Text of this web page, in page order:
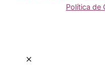
Política de